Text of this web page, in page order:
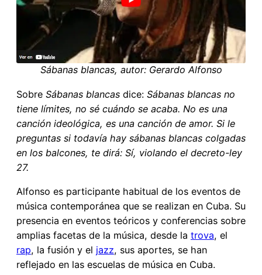
Sábanas blancas, autor: Gerardo Alfonso
Sobre Sábanas blancas dice: Sábanas blancas no
tiene límites, no sé cuándo se acaba. No es una
canción ideológica, es una canción de amor. Si le
preguntas si todavía hay sábanas blancas colgadas
en los balcones, te dirá: Sí, violando el decreto-ley
27.
Alfonso es participante habitual de los eventos de
música contemporánea que se realizan en Cuba. Su
presencia en eventos teóricos y conferencias sobre
amplias facetas de la música, desde la trova, el
rap, la fusión y el jazz, sus aportes, se han
reflejado en las escuelas de música en Cuba.